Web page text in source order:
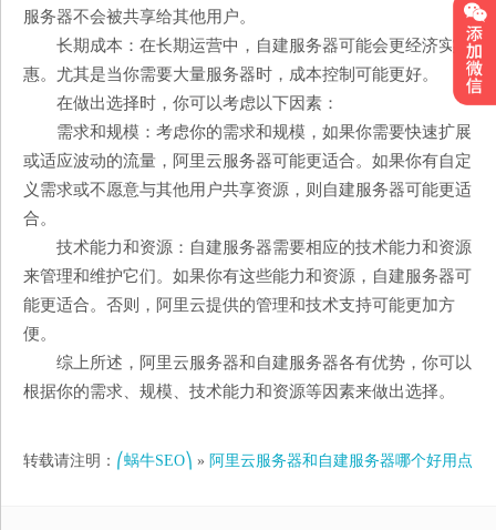
服务器不会被共享给其他用户。
长期成本：在长期运营中，自建服务器可能会更经济实
惠。尤其是当你需要大量服务器时，成本控制可能更好。
在做出选择时，你可以考虑以下因素：
需求和规模：考虑你的需求和规模，如果你需要快速扩展
或适应波动的流量，阿里云服务器可能更适合。如果你有自定
义需求或不愿意与其他用户共享资源，则自建服务器可能更适
合。
技术能力和资源：自建服务器需要相应的技术能力和资源
来管理和维护它们。如果你有这些能力和资源，自建服务器可
能更适合。否则，阿里云提供的管理和技术支持可能更加方
便。
综上所述，阿里云服务器和自建服务器各有优势，你可以
根据你的需求、规模、技术能力和资源等因素来做出选择。
转载请注明： ⎛蜗牛SEO⎞ » 阿里云服务器和自建服务器哪个好用点